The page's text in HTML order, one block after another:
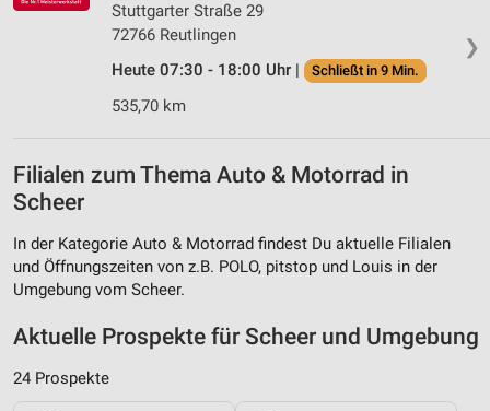
❯
Stuttgarter Straße 29
72766 Reutlingen
Heute 07:30 - 18:00 Uhr |
Schließt in 9 Min.
535,70 km
Filialen zum Thema Auto & Motorrad in
Scheer
In der Kategorie Auto & Motorrad findest Du aktuelle Filialen
und Öffnungszeiten von z.B. POLO, pitstop und Louis in der
Umgebung vom Scheer.
Aktuelle Prospekte für Scheer und Umgebung
24 Prospekte